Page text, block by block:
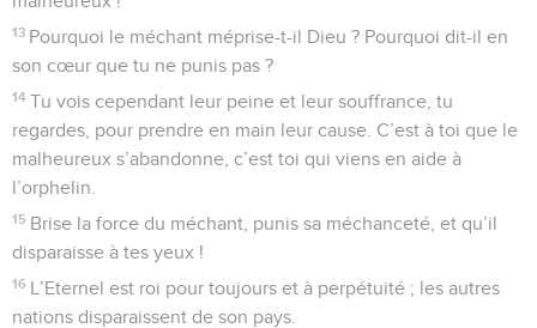
13 Pourquoi le méchant méprise-t-il Dieu ? Pourquoi dit-il en
son cœur que tu ne punis pas ?
14 Tu vois cependant leur peine et leur souffrance, tu
regardes, pour prendre en main leur cause. C’est à toi que le
malheureux s’abandonne, c’est toi qui viens en aide à
l’orphelin.
15 Brise la force du méchant, punis sa méchanceté, et qu’il
disparaisse à tes yeux !
16 L’Eternel est roi pour toujours et à perpétuité ; les autres
nations disparaissent de son pays.